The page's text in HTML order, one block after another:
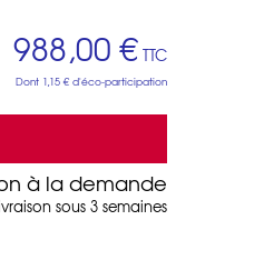
988,00 € TTC
Dont 1,15 € d'éco-participation
à la demande
sous 3 semaines